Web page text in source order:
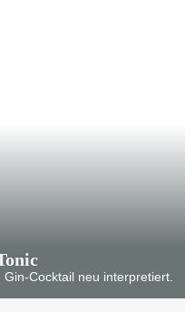
Gin-Cocktail neu interpretiert.